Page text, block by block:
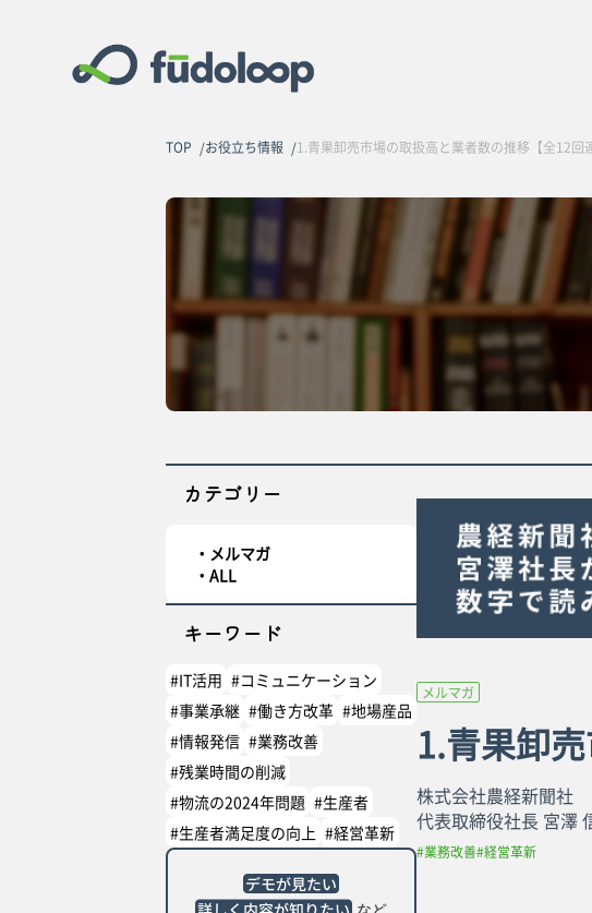
TOP お役立ち情報 1.青果卸売市場の取扱高と業者数の推移【全12回
カテゴリー
メルマガ
ALL
キーワード
#IT活用 #コミュニケーション
#事業承継 #働き方改革 #地場産品
#情報発信 #業務改善
#残業時間の削減
#物流の2024年問題 #生産者
#生産者満足度の向上 #経営革新
メルマガ
1.青果卸
株式会社農経新聞社
代表取締役社長 宮澤
#業務改善#経営革新